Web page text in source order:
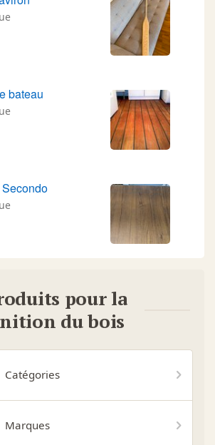
bateau
pour la
du bois
Catégories
Marques